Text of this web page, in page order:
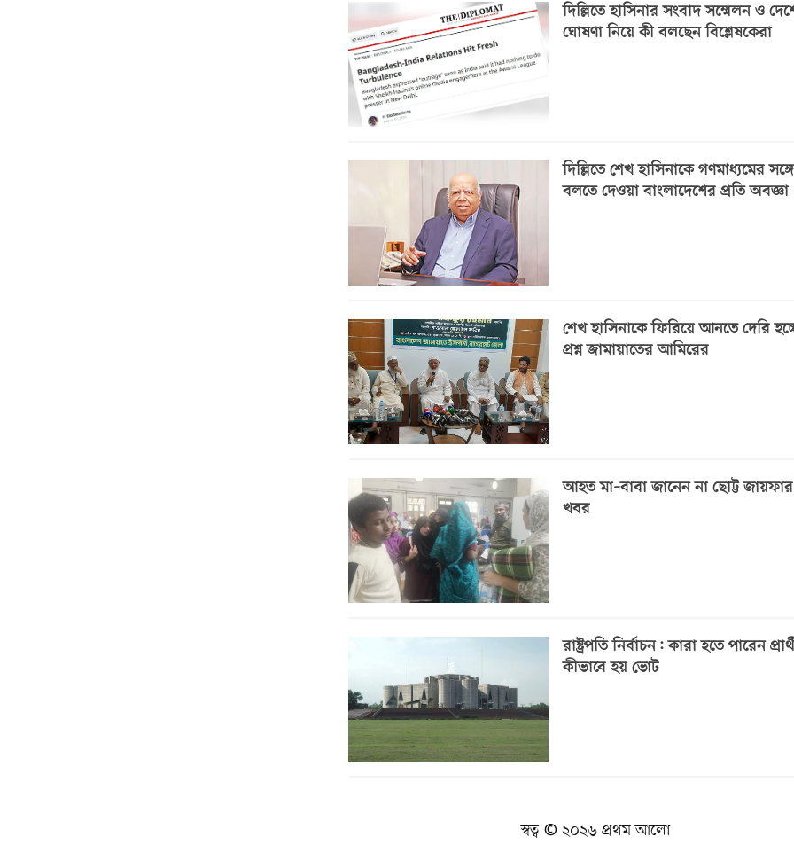
দিল্লিতে হাসিনার সংবাদ সম্মেলন ও
ঘোষণা নিয়ে কী বলছেন বিশ্লেষকেরা
দিল্লিতে শেখ হাসিনাকে গণমাধ্যমের
বলতে দেওয়া বাংলাদেশের প্রতি অবজ্ঞা
শেখ হাসিনাকে ফিরিয়ে আনতে দেরি
প্রশ্ন জামায়াতের আমিরের
আহত মা–বাবা জানেন না ছোট্ট
খবর
রাষ্ট্রপতি নির্বাচন: কারা হতে পারেন
কীভাবে হয় ভোট
স্বত্ব © ২০২৬ প্রথম আলো